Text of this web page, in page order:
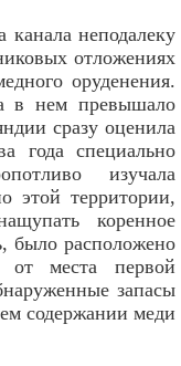
канала неподалеку
отложениях
оруденения.
в нем превышало
сразу оценила
года специально
изучала
этой территории,
коренное
было расположено
от места первой
запасы
содержании меди